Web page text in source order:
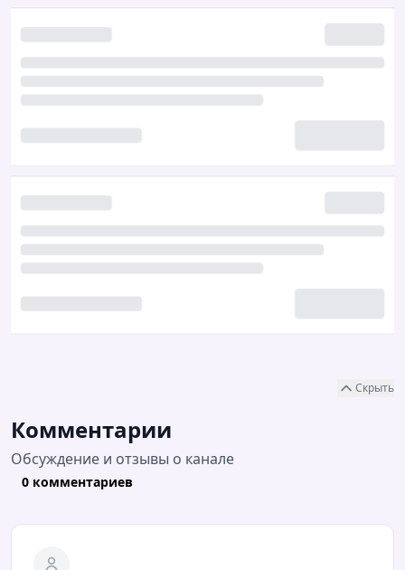
Скрыть
Комментарии
Обсуждение и отзывы о канале
0 комментариев